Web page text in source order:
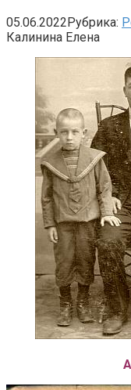
05.06.2022Рубрика:
Калинина Елена